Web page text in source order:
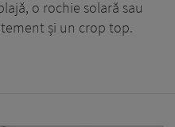
o rochie solară sau
și un crop top.